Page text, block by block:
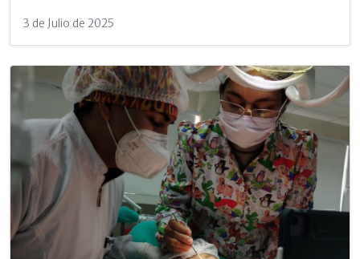
3 de Julio de 2025